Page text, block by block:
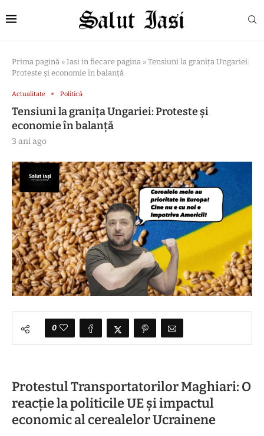
Prima pagină » Iasi in fiecare pagina » Tensiuni la granița Ungariei:
Proteste și economie în balanță
Actualitate Politică
Tensiuni la granița Ungariei: Proteste și
economie în balanță
3 ani ago
0
Protestul Transportatorilor Maghiari: O
reacție la politicile UE și impactul
economic al cerealelor Ucrainene